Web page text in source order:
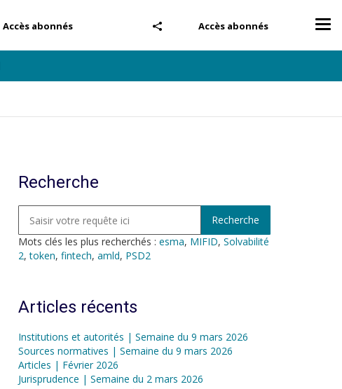
Accès abonnés
Accès abonnés
Recherche
Mots clés les plus recherchés : esma, MIFID, Solvabilité
2,token, fintech, amld, PSD2
Articles récents
Institutions et autorités | Semaine du 9 mars 2026
Sources normatives | Semaine du 9 mars 2026
Articles | Février 2026
Jurisprudence | Semaine du 2 mars 2026